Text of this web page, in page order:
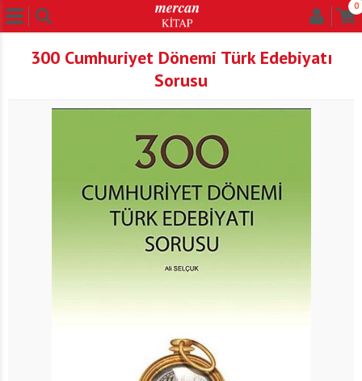
0
300 Cumhuriyet Dönemi Türk Edebiyatı
Sorusu